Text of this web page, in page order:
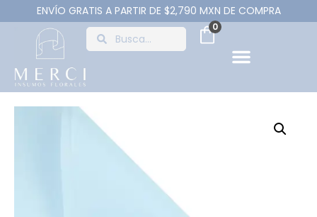
ENVÍO GRATIS A PARTIR DE $2,790 MXN DE COMPRA
0